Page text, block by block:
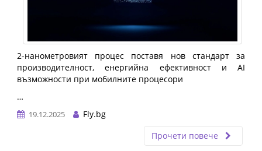
2-нанометровият процес поставя нов стандарт за
производителност, енергийна ефективност и AI
възможности при мобилните процесори
…
19.12.2025
Fly.bg
Прочети повече